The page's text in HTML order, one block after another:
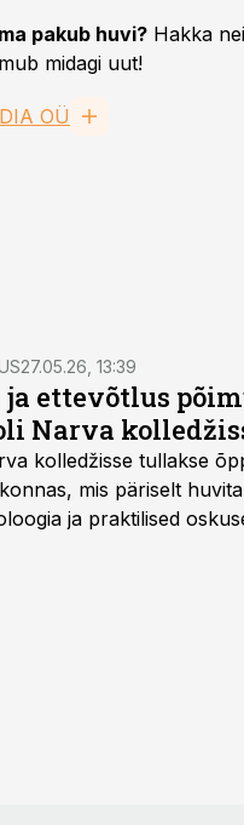
pakub huvi? Hakka
midagi uut!
OÜ
27.05.26, 13:39
ja ettevõtlus
Narva
kolledžisse tullakse
mis päriselt
ja praktilised